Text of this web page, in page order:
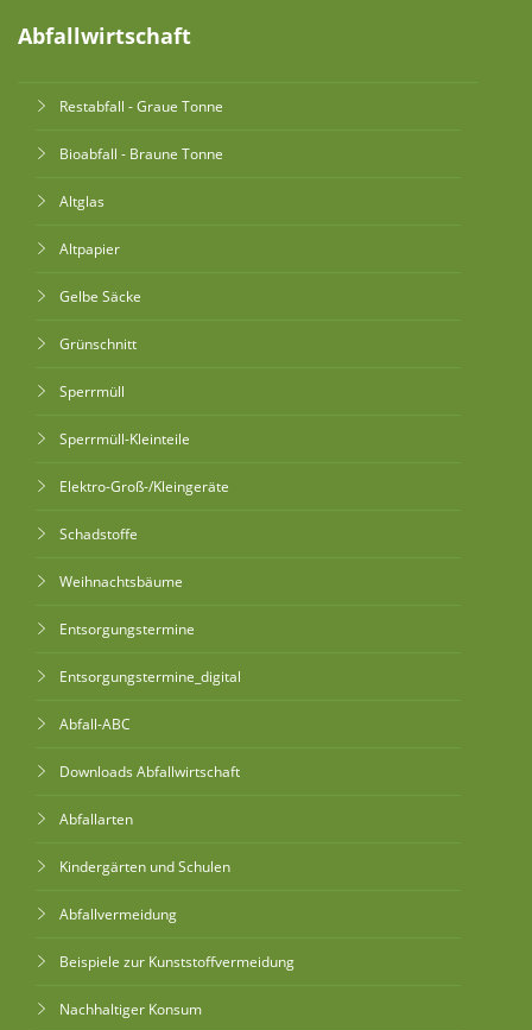
Abfallwirtschaft
Restabfall - Graue Tonne
Bioabfall - Braune Tonne
Altglas
Altpapier
Gelbe Säcke
Grünschnitt
Sperrmüll
Sperrmüll-Kleinteile
Elektro-Groß-/Kleingeräte
Schadstoffe
Weihnachtsbäume
Entsorgungstermine
Entsorgungstermine_digital
Abfall-ABC
Downloads Abfallwirtschaft
Abfallarten
Kindergärten und Schulen
Abfallvermeidung
Beispiele zur Kunststoffvermeidung
Nachhaltiger Konsum